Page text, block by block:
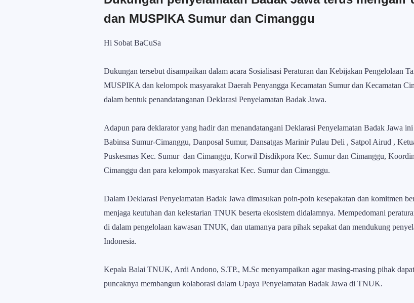
dan MUSPIKA Sumur dan Cimanggu
Hi Sobat BaCuSa
Dukungan tersebut disampaikan dalam acara Sosialisasi Peraturan dan Kebijakan Pengelolaan
MUSPIKA dan kelompok masyarakat Daerah Penyangga Kecamatan Sumur dan Kecamatan
dalam bentuk penandatanganan Deklarasi Penyelamatan Badak Jawa.
Adapun para deklarator yang hadir dan menandatangani Deklarasi Penyelamatan Badak Jawa
Babinsa Sumur-Cimanggu, Danposal Sumur, Dansatgas Marinir Pulau Deli , Satpol Airud ,
Puskesmas Kec. Sumur dan Cimanggu, Korwil Disdikpora Kec. Sumur dan Cimanggu,
Cimanggu dan para kelompok masyarakat Kec. Sumur dan Cimanggu.
Dalam Deklarasi Penyelamatan Badak Jawa dimasukan poin-poin kesepakatan dan komitmen
menjaga keutuhan dan kelestarian TNUK beserta ekosistem didalamnya. Mempedomani
di dalam pengelolaan kawasan TNUK, dan utamanya para pihak sepakat dan mendukung
Indonesia.
Kepala Balai TNUK, Ardi Andono, S.TP., M.Sc menyampaikan agar masing-masing pihak
puncaknya membangun kolaborasi dalam Upaya Penyelamatan Badak Jawa di TNUK.